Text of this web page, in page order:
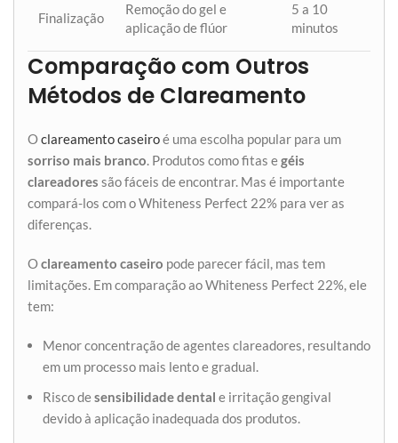
Finalização
Remoção do gel e
aplicação de flúor
5 a 10
minutos
Comparação com Outros
Métodos de Clareamento
Oclareamento caseiroé uma escolha popular para um
sorriso mais branco. Produtos como fitas egéis
clareadores são fáceis de encontrar. Mas é importante
compará-los com o Whiteness Perfect 22% para ver as
diferenças.
Oclareamento caseiro pode parecer fácil, mas tem
limitações. Em comparação ao Whiteness Perfect 22%, ele
tem:
Menor concentração de agentes clareadores, resultando
em um processo mais lento e gradual.
Risco desensibilidade dental e irritação gengival
devido à aplicação inadequada dos produtos.